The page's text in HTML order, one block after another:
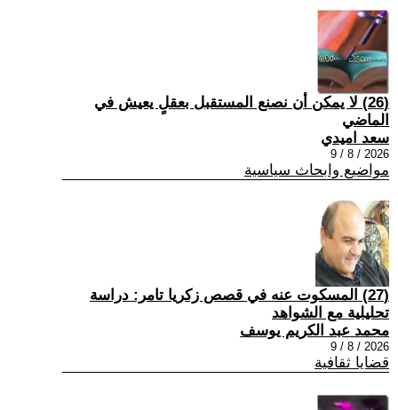
(26) لا يمكن أن نصنع المستقبل بعقلٍ يعيش في
الماضي
سعد اميدي
2026 / 8 / 9
مواضيع وابحاث سياسية
(27) المسكوت عنه في قصص زكريا تامر: دراسة
تحليلية مع الشواهد
محمد عبد الكريم يوسف
2026 / 8 / 9
قضايا ثقافية